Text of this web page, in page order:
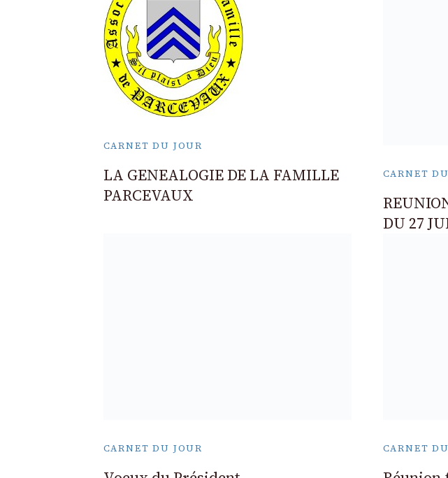
CARNET DU JOUR
LA GENEALOGIE DE LA FAMILLE
PARCEVAUX
CARNET
DU 27
CARNET DU JOUR CARNET